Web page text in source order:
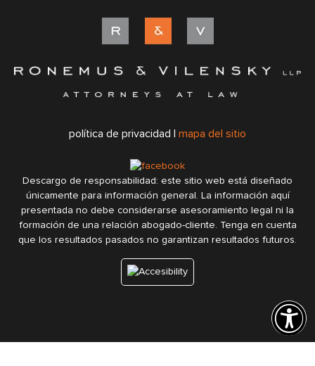
política de privacidad | mapa del sitio
Descargo de responsabilidad: este sitio web está diseñado
únicamente para información general. La información aquí
presentada no debe considerarse asesoramiento legal ni la
formación de una relación abogado-cliente. Tenga en cuenta
que los resultados pasados no garantizan resultados futuros.